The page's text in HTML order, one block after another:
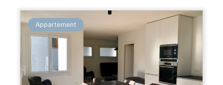
Appartement